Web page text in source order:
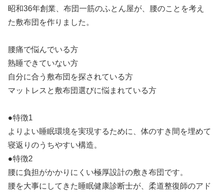
昭和36年創業、布団一筋のふとん屋が、腰のことを考え
た敷布団を作りました。
腰痛で悩んでいる方
熟睡できていない方
自分に合う敷布団を探されている方
マットレスと敷布団選びに悩まれている方
●特徴1
よりよい睡眠環境を実現するために、体のすき間を埋めて
寝返りのうちやすい構造。
●特徴2
腰に負担がかかりにくい極厚設計の敷き布団です。
腰を大事にしてきた睡眠健康診断士が、柔道整復師のアド